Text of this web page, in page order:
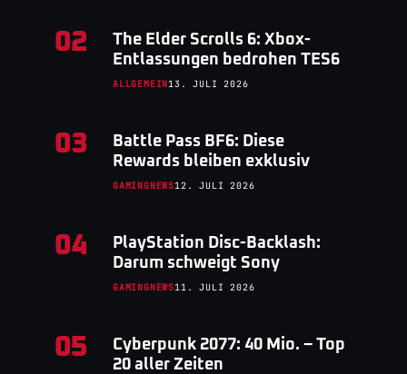
02
The Elder Scrolls 6: Xbox-
Entlassungen bedrohen TES6
ALLGEMEIN13. JULI 2026
03
Battle Pass BF6: Diese
Rewards bleiben exklusiv
GAMINGNEWS12. JULI 2026
04
PlayStation Disc-Backlash:
Darum schweigt Sony
GAMINGNEWS11. JULI 2026
05
Cyberpunk 2077: 40 Mio. – Top
20 aller Zeiten